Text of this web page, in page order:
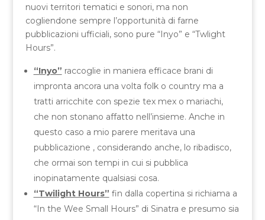
nuovi territori tematici e sonori, ma non
cogliendone sempre l’opportunità di farne
pubblicazioni ufficiali, sono pure “Inyo” e “Twlight
Hours”.
“Inyo” raccoglie in maniera efficace brani di
impronta ancora una volta folk o country ma a
tratti arricchite con spezie tex mex o mariachi,
che non stonano affatto nell’insieme. Anche in
questo caso a mio parere meritava una
pubblicazione , considerando anche, lo ribadisco,
che ormai son tempi in cui si pubblica
inopinatamente qualsiasi cosa.
“Twilight Hours” fin dalla copertina si richiama a
“In the Wee Small Hours” di Sinatra e presumo sia